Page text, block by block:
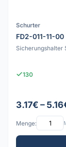
Schurter
FD2-011-11-00
Sicherungshalter
130
3.17€ –
Menge: